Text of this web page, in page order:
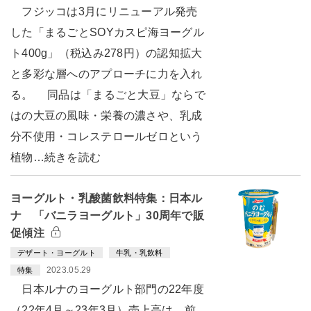
フジッコは3月にリニューアル発売
した「まるごとSOYカスピ海ヨーグル
ト400g」（税込み278円）の認知拡大
と多彩な層へのアプローチに力を入れ
る。 同品は「まるごと大豆」ならで
はの大豆の風味・栄養の濃さや、乳成
分不使用・コレステロールゼロという
植物…続きを読む
ヨーグルト・乳酸菌飲料特集：日本ル
ナ 「バニラヨーグルト」30周年で販
促傾注
デザート・ヨーグルト 牛乳・乳飲料
特集 2023.05.29
日本ルナのヨーグルト部門の22年度